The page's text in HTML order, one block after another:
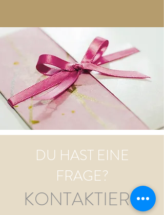
DU HAST EINE
FRAGE?
KONTAKTIERE